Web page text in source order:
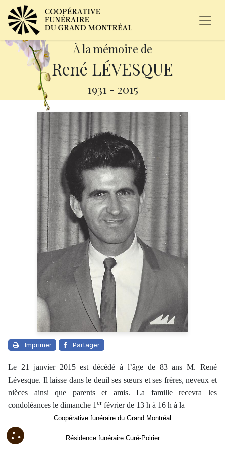
À la mémoire de
René LÉVESQUE
1931 - 2015
Imprimer Partager
Le 21 janvier 2015 est décédé à l’âge de 83 ans M. René
Lévesque. Il laisse dans le deuil ses sœurs et ses frères, neveux et
nièces ainsi que parents et amis. La famille recevra les
condoléances le dimanche 1erfévrier de 13 h à 16 h à la
Coopérative funéraire du Grand Montréal
Résidence funéraire Curé-Poirier